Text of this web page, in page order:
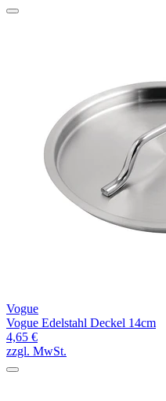
Vogue
Vogue Edelstahl Deckel 14cm
4,65 €
zzgl. MwSt.